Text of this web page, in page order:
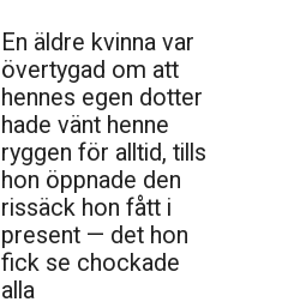
En äldre kvinna var
övertygad om att
hennes egen dotter
hade vänt henne
ryggen för alltid, tills
hon öppnade den
ris­säck hon fått i
present — det hon
fick se chockade
alla